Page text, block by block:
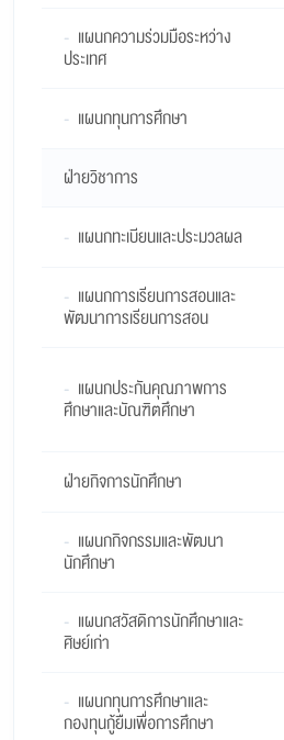
- แผนกความร่วมมือระหว่าง
ประเทศ
- แผนกทุนการศึกษา
ฝ่ายวิชาการ
- แผนกทะเบียนและประมวลผล
- แผนกการเรียนการสอนและ
พัฒนาการเรียนการสอน
- แผนกประกันคุณภาพการ
ศึกษาและบัณฑิตศึกษา
ฝ่ายกิจการนักศึกษา
- แผนกกิจกรรมและพัฒนา
นักศึกษา
- แผนกสวัสดิการนักศึกษาและ
ศิษย์เก่า
- แผนกทุนการศึกษาและ
กองทุนกู้ยืมเพื่อการศึกษา